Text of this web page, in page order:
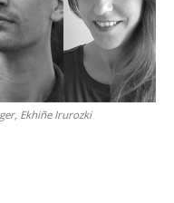
Ekhiñe Irurozki